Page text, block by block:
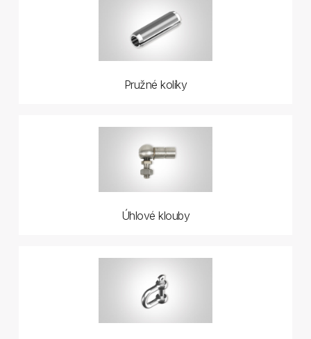
Pružné kolíky
Úhlové klouby